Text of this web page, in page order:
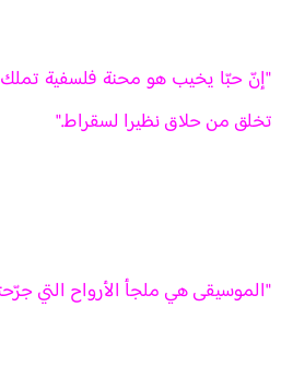
"إنّ حبّا يخيب هو محنة فلسفية تملك
تخلق من حلاق نظيرا لسقراط."
"الموسيقى هي ملجأ الأرواح التي